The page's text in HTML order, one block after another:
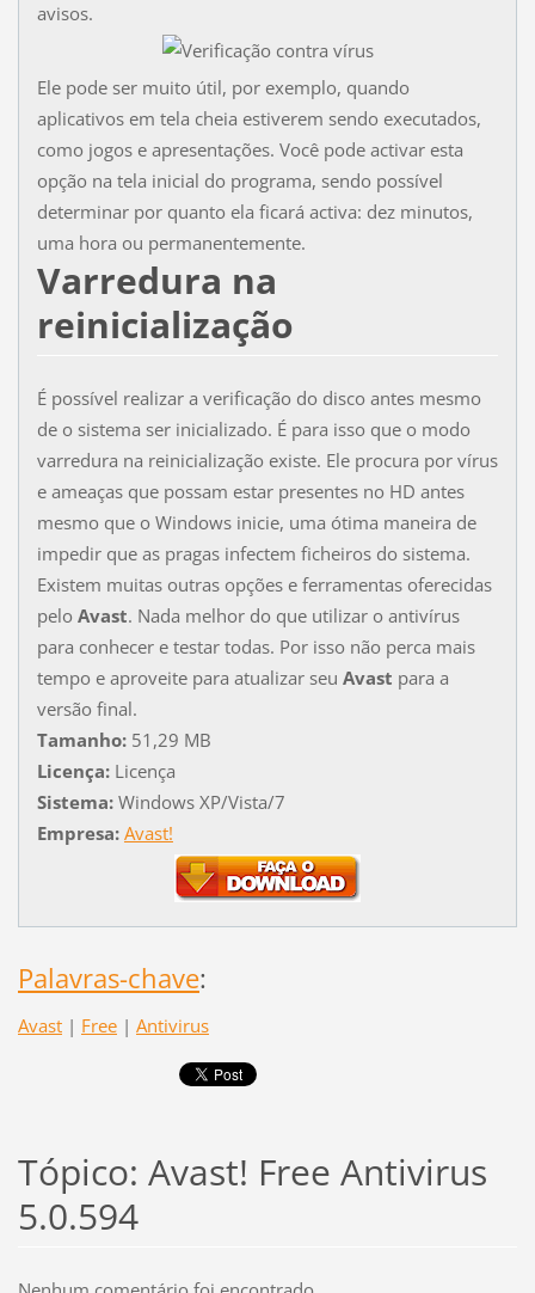
avisos.
Ele pode ser muito útil, por exemplo, quando
aplicativos em tela cheia estiverem sendo executados,
como jogos e apresentações. Você pode activar esta
opção na tela inicial do programa, sendo possível
determinar por quanto ela ficará activa: dez minutos,
uma hora ou permanentemente.
Varredura na
reinicialização
É possível realizar a verificação do disco antes mesmo
de o sistema ser inicializado. É para isso que o modo
varredura na reinicialização existe. Ele procura por vírus
e ameaças que possam estar presentes no HD antes
mesmo que o Windows inicie, uma ótima maneira de
impedir que as pragas infectem ficheiros do sistema.
Existem muitas outras opções e ferramentas oferecidas
pelo Avast. Nada melhor do que utilizar o antivírus
para conhecer e testar todas. Por isso não perca mais
tempo e aproveite para atualizar seu Avast para a
versão final.
Tamanho:51,29 MB
Licença:Licença
Sistema:Windows XP/Vista/7
Empresa: Avast!
Palavras-chave:
Avast | Free | Antivirus
Tópico: Avast! Free Antivirus
5.0.594